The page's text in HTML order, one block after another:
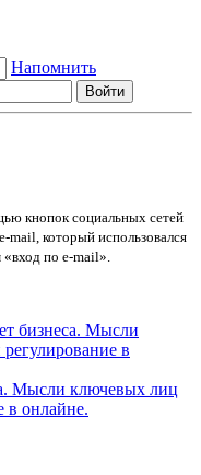
Напомнить
кнопок социальных сетей
mail, который использовался
по e-mail».
Мысли ключевых лиц
в онлайне.